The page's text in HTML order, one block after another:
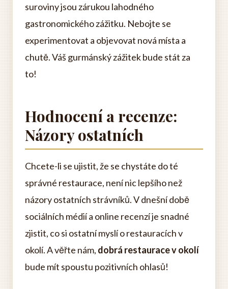
suroviny jsou zárukou lahodného
gastronomického zážitku. Nebojte se
experimentovat a objevovat nová místa a
chutě. Váš gurmánský zážitek bude stát za
to!
Hodnocení a recenze:
Názory ostatních
Chcete-li se ujistit, že se chystáte do té
správné restaurace, není nic lepšího než
názory ostatních strávníků. V dnešní době
sociálních médií a online recenzí je snadné
zjistit, co si ostatní myslí o restauracích v
okolí. A věřte nám, dobrá restaurace v okolí
bude mít spoustu pozitivních ohlasů!